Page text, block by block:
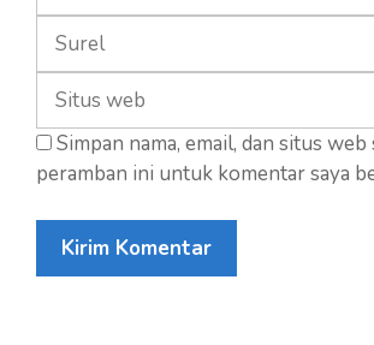
Simpan nama, email, dan situs web
peramban ini untuk komentar saya